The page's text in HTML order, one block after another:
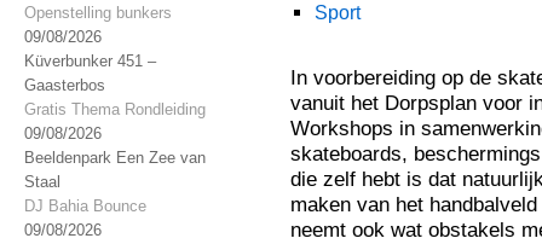
Openstelling bunkers
09/08/2026
Küverbunker 451 –
Gaasterbos
Gratis Thema Rondleiding
09/08/2026
Beeldenpark Een Zee van
Staal
DJ Bahia Bounce
09/08/2026
Sport
In voorbereiding op de
vanuit het Dorpsplan voor
Workshops in
skateboards,
die zelf hebt is dat
maken van het
neemt ook wat obstakels